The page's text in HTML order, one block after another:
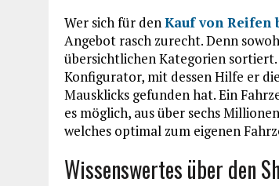
Wer sich für denKauf von Reifen
Angebot rasch zurecht. Denn
übersichtlichen Kategorien
Konfigurator, mit dessen Hilfe er
Mausklicks gefunden hat. Ein
es möglich, aus über sechs
welches optimal zum eigenen
Wissenswertes über den